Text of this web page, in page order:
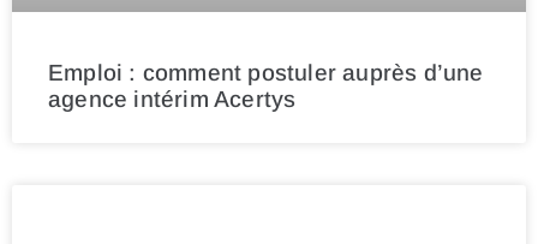
Emploi : comment postuler auprès d’une
agence intérim Acertys